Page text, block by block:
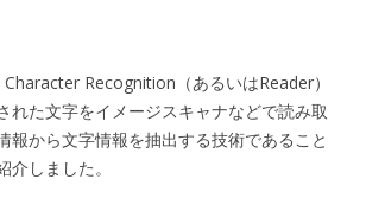
Recognition（あるいはReader）
れた文字をイメージスキャナなどで読み取
報から文字情報を抽出する技術であること
しました。